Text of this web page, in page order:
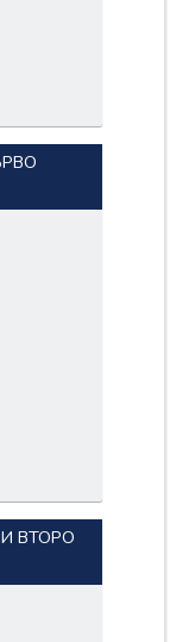
ВТОРО